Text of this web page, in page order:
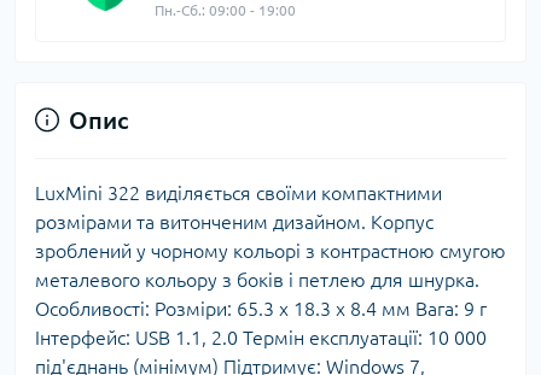
Пн.-Сб.: 09:00 - 19:00
Опис
LuxMini 322 виділяється своїми компактними
розмірами та витонченим дизайном. Корпус
зроблений у чорному кольорі з контрастною смугою
металевого кольору з боків і петлею для шнурка.
Особливості: Розміри: 65.3 x 18.3 x 8.4 мм Вага: 9 г
Інтерфейс: USB 1.1, 2.0 Термін експлуатації: 10 000
під'єднань (мінімум) Підтримує: Windows 7,